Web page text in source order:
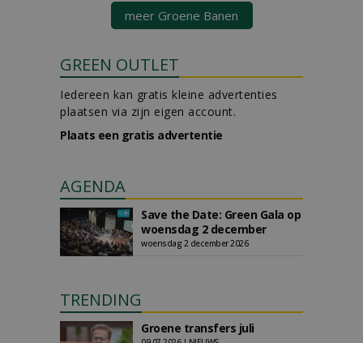
meer Groene Banen
GREEN OUTLET
Iedereen kan gratis kleine advertenties
plaatsen via zijn eigen account.
Plaats een gratis advertentie
AGENDA
Save the Date: Green Gala op
woensdag 2 december
woensdag 2 december 2026
TRENDING
Groene transfers juli